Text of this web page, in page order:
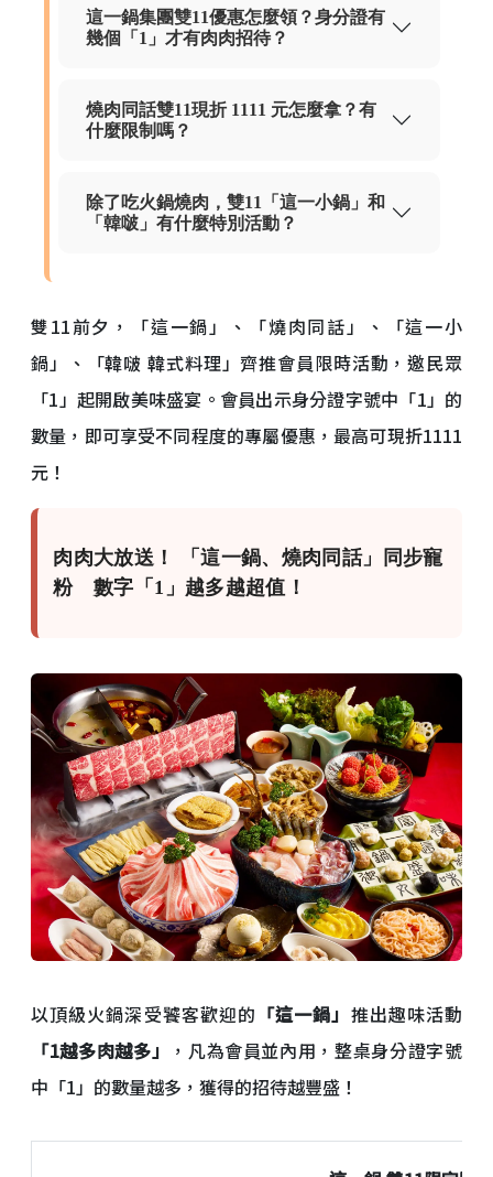
這一鍋集團雙11優惠怎麼領？身分證有
幾個「1」才有肉肉招待？
燒肉同話雙11現折 1111 元怎麼拿？有
什麼限制嗎？
除了吃火鍋燒肉，雙11「這一小鍋」和
「韓啵」有什麼特別活動？
雙11前夕，「這一鍋」、「燒肉同話」、「這一小
鍋」、「韓啵 韓式料理」齊推會員限時活動，邀民眾
「1」起開啟美味盛宴。會員出示身分證字號中「1」的
數量，即可享受不同程度的專屬優惠，最高可現折1111
元！
肉肉大放送！ 「這一鍋、燒肉同話」同步寵
粉 數字「1」越多越超值！
以頂級火鍋深受饕客歡迎的 「這一鍋」 推出趣味活動
「1越多肉越多」
，凡為會員並內用，整桌身分證字號
中「1」的數量越多，獲得的招待越豐盛！